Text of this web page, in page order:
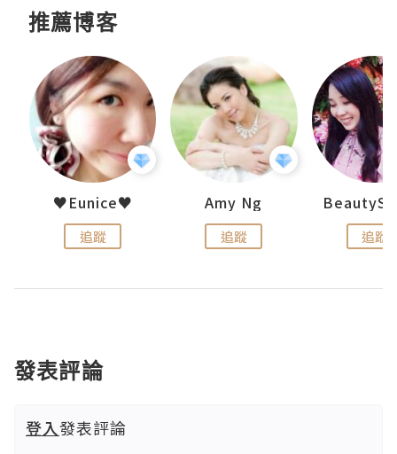
推薦博客
♥Eunice♥
追蹤
Amy Ng
追蹤 追蹤
發表評論
登入發表評論